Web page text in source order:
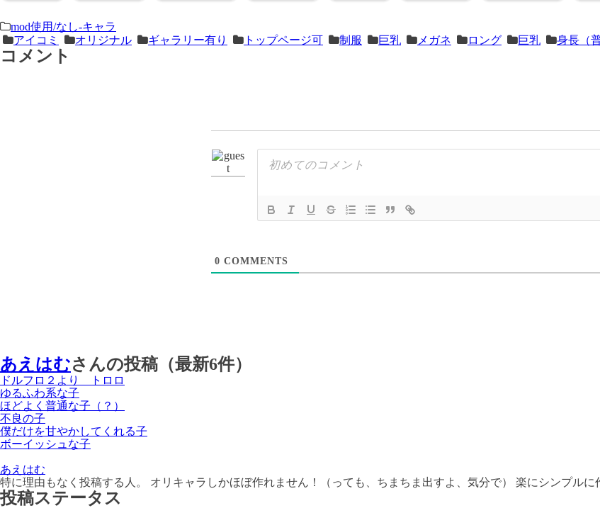
＜
次
の
前
の
記
mod使用/なし-キャラ
アイコミ
オリジナル ギャラリー有り トップページ可 制服 巨乳 メガネ ロング 巨乳 身長（
コメント
0 COMMENTS
あえはむさんの投稿（最新6件）
ドルフロ２より トロロ
ゆるふわ系な子
ほどよく普通な子（？）
不良の子
僕だけを甘やかしてくれる子
ボーイッシュな子
あえはむ
特に理由もなく投稿する人。 オリキャラしかほぼ作れません！（っても、ちまちま出すよ、気分で） 楽にシンプルに
投稿ステータス